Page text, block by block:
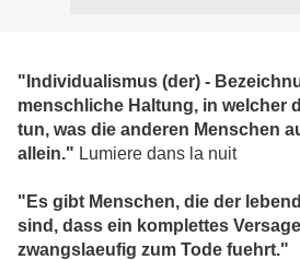
"Individualismus (der) -
menschliche Haltung, in welcher
tun, was die anderen Menschen
allein." Lumiere dans la nuit
"Es gibt Menschen, die der
sind, dass ein komplettes
zwangslaeufig zum Tode fuehrt."